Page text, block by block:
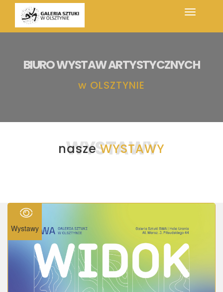
BIURO WYSTAW ARTYSTYCZNYCH
w OLSZTYNIE
WYSTAWY
naszeWYSTAWY
Wystawy